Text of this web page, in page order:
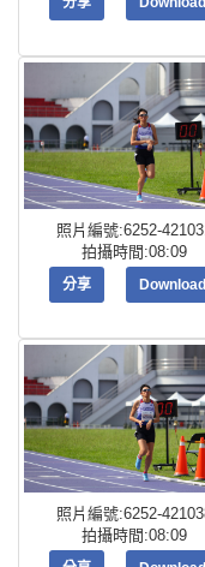
照片編號:6252-
拍攝時間:08:09
分享 Download
照片編號:6252-
拍攝時間:08:09